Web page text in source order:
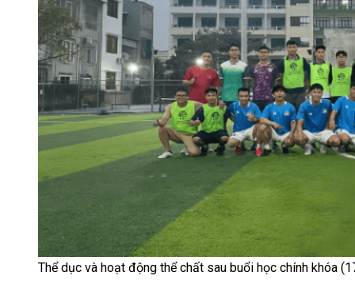
Thể dục và hoạt động thể chất sau buổi học chính khóa